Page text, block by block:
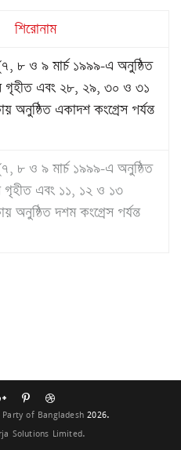
শিরোনাম
৮ ও ৯ মার্চ ১৯৯৯-এ অনুষ্ঠিত
গৃহীত এবং ২৮, ২৯, ৩০ ও ৩১
অনুষ্ঠিত একাদশ কংগ্রেস পর্যন্ত
৮ ও ৯ মার্চ ১৯৯৯-এ অনুষ্ঠিত
গৃহীত এবং ১১, ১২ ও ১৩
অনুষ্ঠিত দশম কংগ্রেস পর্যন্ত
of Bangladesh 2026.
Solutions Limited.